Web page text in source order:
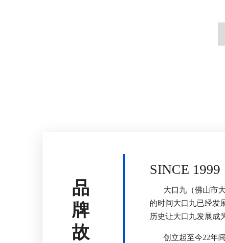
品
牌
故
SINCE 1999
大口九（佛山市
的时间大口九已经发
历史让大口九发展成
创立起至今22年间